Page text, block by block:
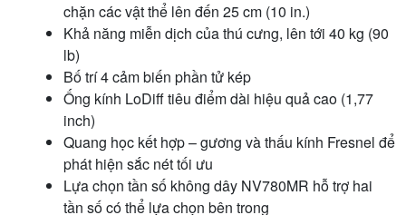
chặn các vật thể lên đến 25 cm (10 in.)
Khả năng miễn dịch của thú cưng, lên tới 40 kg (90
lb)
Bố trí 4 cảm biến phần tử kép
Ống kính LoDiff tiêu điểm dài hiệu quả cao (1,77
inch)
Quang học kết hợp – gương và thấu kính Fresnel để
phát hiện sắc nét tối ưu
Lựa chọn tần số không dây NV780MR hỗ trợ hai
tần số có thể lựa chọn bên trong